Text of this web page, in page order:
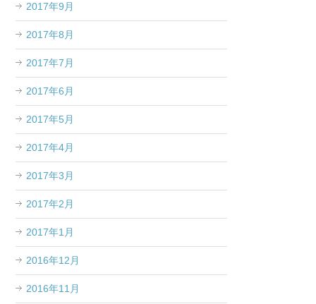
2017年9月
2017年8月
2017年7月
2017年6月
2017年5月
2017年4月
2017年3月
2017年2月
2017年1月
2016年12月
2016年11月